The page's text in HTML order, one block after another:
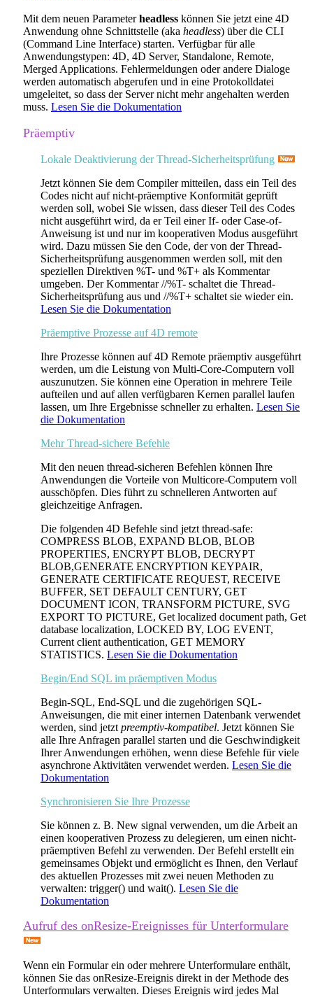
Mit dem neuen Parameterheadless können Sie jetzt eine 4D
Anwendung ohne Schnittstelle (aka headless) über die CLI
(Command Line Interface) starten. Verfügbar für alle
Anwendungstypen: 4D, 4D Server, Standalone, Remote,
Merged Applications. Fehlermeldungen oder andere Dialoge
werden automatisch abgerufen und in eine Protokolldatei
umgeleitet, so dass der Server nicht mehr angehalten werden
muss. Lesen Sie die Dokumentation
Präemptiv
Lokale Deaktivierung der Thread-Sicherheitsprüfung
Jetzt können Sie dem Compiler mitteilen, dass ein Teil des
Codes nicht auf nicht-präemptive Konformität geprüft
werden soll, wobei Sie wissen, dass dieser Teil des Codes
nicht ausgeführt wird, da er Teil einerIf- oderCase-of-
Anweisung ist und nur im kooperativen Modus ausgeführt
wird. Dazu müssen Sie den Code, der von der Thread-
Sicherheitsprüfung ausgenommen werden soll, mit den
speziellen Direktiven %T- und %T+ als Kommentar
umgeben. Der Kommentar //%T- schaltet die Thread-
Sicherheitsprüfung aus und //%T+ schaltet sie wieder ein.
Lesen Sie die Dokumentation
Präemptive Prozesse auf 4D remote
Ihre Prozesse können auf 4D Remote präemptiv ausgeführt
werden, um die Leistung von Multi-Core-Computern voll
auszunutzen. Sie können eine Operation in mehrere Teile
aufteilen und auf allen verfügbaren Kernen parallel laufen
lassen, um Ihre Ergebnisse schneller zu erhalten. Lesen Sie
die Dokumentation
Mehr Thread-sichere Befehle
Mit den neuen thread-sicheren Befehlen können Ihre
Anwendungen die Vorteile von Multicore-Computern voll
ausschöpfen. Dies führt zu schnelleren Antworten auf
gleichzeitige Anfragen.
Die folgenden 4D Befehle sind jetzt thread-safe:
COMPRESS BLOB, EXPAND BLOB, BLOB
PROPERTIES, ENCRYPT BLOB, DECRYPT
BLOB,GENERATE ENCRYPTION KEYPAIR,
GENERATE CERTIFICATE REQUEST, RECEIVE
BUFFER, SET DEFAULT CENTURY, GET
DOCUMENT ICON, TRANSFORM PICTURE, SVG
EXPORT TO PICTURE, Get localized document path, Get
database localization, LOCKED BY, LOG EVENT,
Current client authentication, GET MEMORY
STATISTICS. Lesen Sie die Dokumentation
Begin/End SQL im präemptiven Modus
Begin-SQL, End-SQL und die zugehörigen SQL-
Anweisungen, die mit einer internen Datenbank verwendet
werden, sind jetzt preemptiv-kompatibel. Jetzt können Sie
alle Ihre Anfragen parallel starten und die Geschwindigkeit
Ihrer Anwendungen erhöhen, wenn diese Befehle für viele
asynchrone Aktivitäten verwendet werden. Lesen Sie die
Dokumentation
Synchronisieren Sie Ihre Prozesse
Sie können z. B. New signal verwenden, um die Arbeit an
einen kooperativen Prozess zu delegieren, um einen nicht-
präemptiven Befehl zu verwenden. Der Befehl erstellt ein
gemeinsames Objekt und ermöglicht es Ihnen, den Verlauf
des aktuellen Prozesses mit zwei neuen Methoden zu
verwalten: trigger() und wait(). Lesen Sie die
Dokumentation
Aufruf des onResize-Ereignisses für Unterformulare
Wenn ein Formular ein oder mehrere Unterformulare enthält,
können Sie das onResize-Ereignis direkt in der Methode des
Unterformulars verwalten. Dieses Ereignis wird jedes Mal